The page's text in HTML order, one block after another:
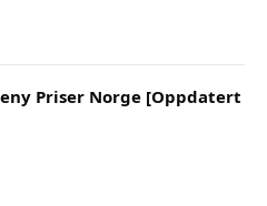
Priser Norge [Oppdatert